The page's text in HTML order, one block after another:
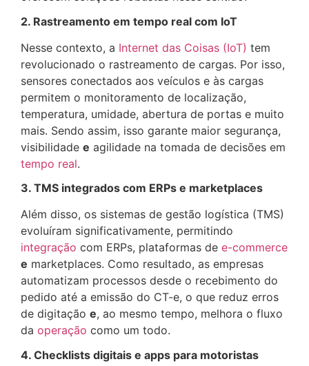
2. Rastreamento em tempo real com IoT
Nesse contexto, a Internet das Coisas (IoT) tem
revolucionado o rastreamento de cargas. Por isso,
sensores conectados aos veículos e às cargas
permitem o monitoramento de localização,
temperatura, umidade, abertura de portas e muito
mais. Sendo assim, isso garante maior segurança,
visibilidade e agilidade na tomada de decisões em
tempo real.
3. TMS integrados com ERPs e marketplaces
Além disso, os sistemas de gestão logística (TMS)
evoluíram significativamente, permitindo
integração com ERPs, plataformas de e-commerce
e marketplaces. Como resultado, as empresas
automatizam processos desde o recebimento do
pedido até a emissão do CT-e, o que reduz erros
de digitação e, ao mesmo tempo, melhora o fluxo
da operação como um todo.
4. Checklists digitais e apps para motoristas